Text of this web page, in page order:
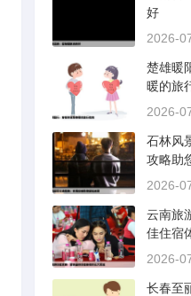
好
2026-
楚雄暖
暖的旅
2026-
石林风
攻略助
2026-
云南旅
佳住宿
2026-
长春至